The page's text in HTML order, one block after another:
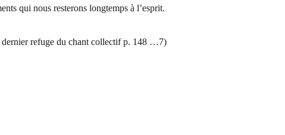
qui nous resterons longtemps à l’esprit.
dernier refuge du chant collectif p. 148 …7)